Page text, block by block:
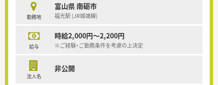
勤務地
富山県 南砺市
福光駅 (JR城端線)
給与
時給2,000円～2,200円
※ご経験・ご勤務条件を考慮の上決定
法人名
非公開